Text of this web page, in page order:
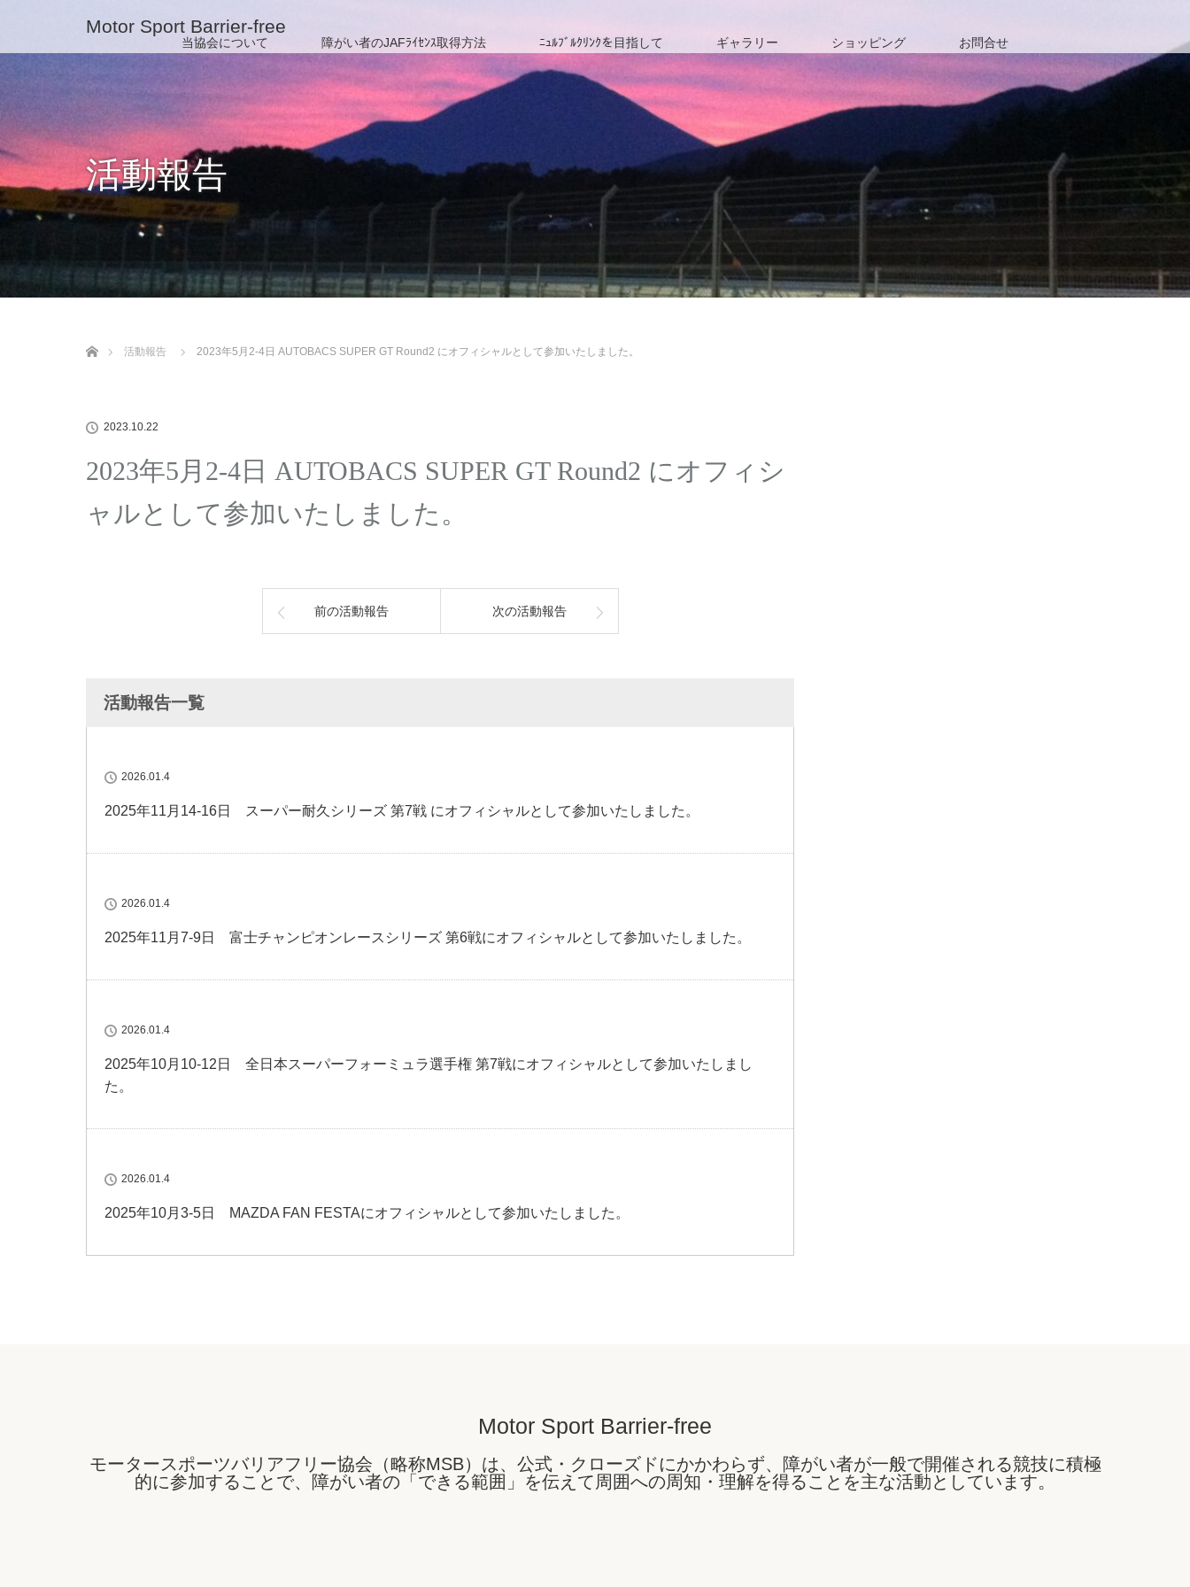
Motor Sport Barrier-free
当協会について 障がい者のJAFﾗｲｾﾝｽ取得方法 ﾆｭﾙﾌﾞﾙｸﾘﾝｸを目指して ギャラリー ショッピング お問合せ
活動報告
活動報告
2023年5月2-4日 AUTOBACS SUPER GT Round2 にオフィシャルとして参加いたしました。
2023.10.22
2023年5月2-4日 AUTOBACS SUPER GT Round2 にオフィシ
ャルとして参加いたしました。
前の活動報告 次の活動報告
活動報告一覧
2026.01.4
2025年11月14-16日 スーパー耐久シリーズ 第7戦 にオフィシャルとして参加いたしました。
2026.01.4
2025年11月7-9日 富士チャンピオンレースシリーズ 第6戦にオフィシャルとして参加いたしました。
2026.01.4
2025年10月10-12日 全日本スーパーフォーミュラ選手権 第7戦にオフィシャルとして参加いたしまし
た。
2026.01.4
2025年10月3-5日 MAZDA FAN FESTAにオフィシャルとして参加いたしました。
Motor Sport Barrier-free
モータースポーツバリアフリー協会（略称MSB）は、公式・クローズドにかかわらず、障がい者が一般で開催される競技に積極
的に参加することで、障がい者の「できる範囲」を伝えて周囲への周知・理解を得ることを主な活動としています。